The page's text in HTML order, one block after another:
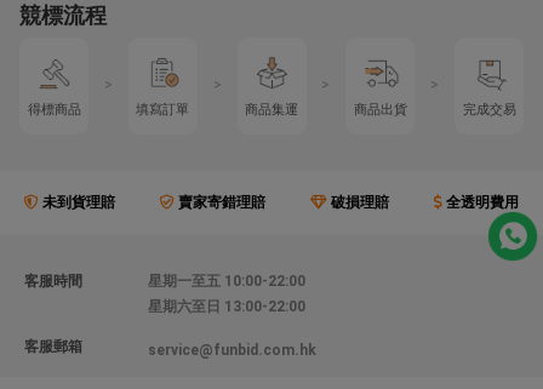
競標流程
得標商品
>
填寫訂單
>
商品集運
>
商品出貨
>
完成交易
未到貨理賠 賣家寄錯理賠 破損理賠 全透明費用
客服時間
星期一至五 10:00-22:00
星期六至日 13:00-22:00
客服郵箱 service@funbid.com.hk